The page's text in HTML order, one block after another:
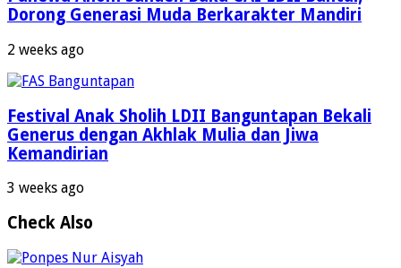
Dorong Generasi Muda Berkarakter Mandiri
2 weeks ago
Festival Anak Sholih LDII Banguntapan Bekali
Generus dengan Akhlak Mulia dan Jiwa
Kemandirian
3 weeks ago
Check Also